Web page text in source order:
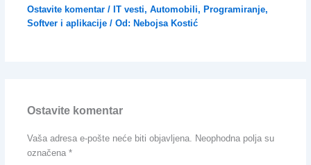
Ostavite komentar / IT vesti, Automobili, Programiranje,
Softver i aplikacije/ Od: Nebojsa Kostić
Ostavite komentar
Vaša adresa e-pošte neće biti objavljena. Neophodna polja su
označena *